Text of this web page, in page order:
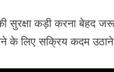
कड़ी करना बेहद
के लिए सक्रिय कदम उठाने